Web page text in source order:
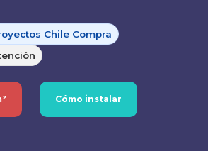
Chile Compra
Cómo instalar